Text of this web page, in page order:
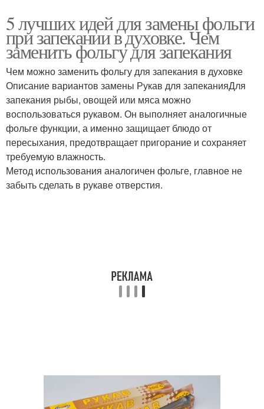
5 лучших идей для замены фольги
при запекании в духовке. Чем
заменить фольгу для запекания
Чем можно заменить фольгу для запекания в духовке
Описание вариантов замены Рукав для запеканияДля
запекания рыбы, овощей или мяса можно
воспользоваться рукавом. Он выполняет аналогичные
фольге функции, а именно защищает блюдо от
пересыхания, предотвращает пригорание и сохраняет
требуемую влажность.
Метод использования аналогичен фольге, главное не
забыть сделать в рукаве отверстия.